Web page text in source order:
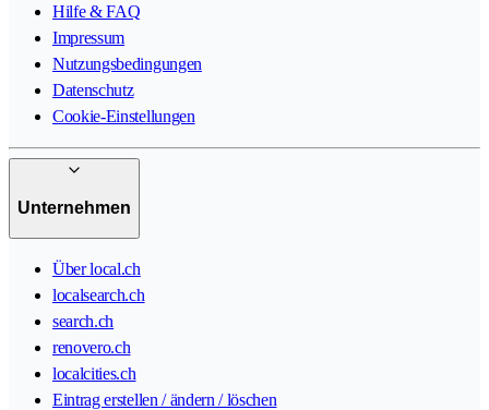
Hilfe & FAQ
Impressum
Nutzungsbedingungen
Datenschutz
Cookie-Einstellungen
Unternehmen
Über local.ch
localsearch.ch
search.ch
renovero.ch
localcities.ch
Eintrag erstellen / ändern / löschen